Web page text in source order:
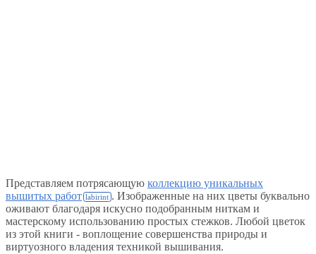
Представляем потрясающую коллекцию уникальных
вышитых работ
. Изображенные на них цветы буквально
оживают благодаря искусно подобранным ниткам и
мастерскому использованию простых стежков. Любой цветок
из этой книги - воплощение совершенства природы и
виртуозного владения техникой вышивания.